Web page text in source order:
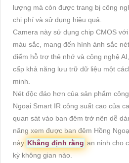
lượng mà còn được trang bị công
chi phí và sử dụng hiệu quả.
Camera này sử dụng chip CMOS
màu sắc, mang đến hình ảnh sắc
điểm hỗ trợ thẻ nhớ và công nghệ
cấp khả năng lưu trữ dữ liệu một
minh.
Nét độc đáo hơn của sản phẩm
Ngoại Smart IR công suất cao của
quan sát vào ban đêm trở nên dễ
năng xem được ban đêm Hồng
này Khẳng định rằng an ninh cho
kỳ không gian nào.